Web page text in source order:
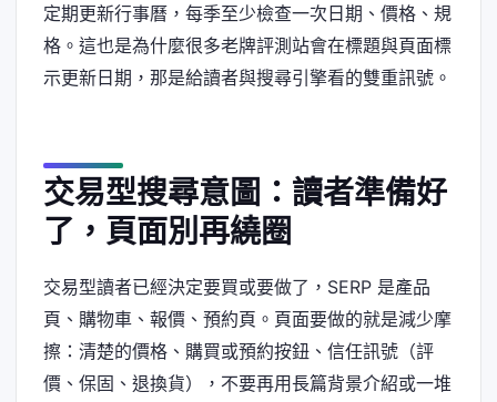
定期更新行事曆，每季至少檢查一次日期、價格、規
格。這也是為什麼很多老牌評測站會在標題與頁面標
示更新日期，那是給讀者與搜尋引擎看的雙重訊號。
交易型搜尋意圖：讀者準備好
了，頁面別再繞圈
交易型讀者已經決定要買或要做了，SERP 是產品
頁、購物車、報價、預約頁。頁面要做的就是減少摩
擦：清楚的價格、購買或預約按鈕、信任訊號（評
價、保固、退換貨），不要再用長篇背景介紹或一堆